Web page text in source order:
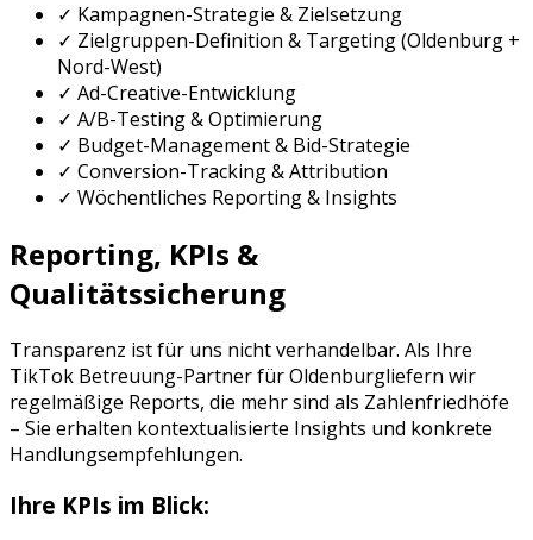
✓ Kampagnen-Strategie & Zielsetzung
✓ Zielgruppen-Definition & Targeting (Oldenburg +
Nord-West)
✓ Ad-Creative-Entwicklung
✓ A/B-Testing & Optimierung
✓ Budget-Management & Bid-Strategie
✓ Conversion-Tracking & Attribution
✓ Wöchentliches Reporting & Insights
Reporting, KPIs &
Qualitätssicherung
Transparenz ist für uns nicht verhandelbar. Als Ihre
TikTok Betreuung-Partner fürOldenburgliefern wir
regelmäßige Reports, die mehr sind als Zahlenfriedhöfe
– Sie erhalten kontextualisierte Insights und konkrete
Handlungsempfehlungen.
Ihre KPIs im Blick: